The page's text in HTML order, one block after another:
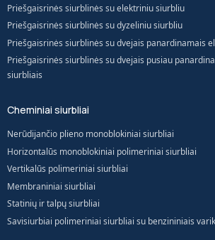
Priešgaisrinės siurblinės su elektriniu siurbliu
Priešgaisrinės siurblinės su dyzeliniu siurbliu
Priešgaisrinės siurblinės su dvejais panardinamais
Priešgaisrinės siurblinės su dvejais pusiau
siurbliais
Cheminiai siurbliai
Nerūdijančio plieno monoblokiniai siurbliai
Horizontalūs monoblokiniai polimeriniai siurbliai
Vertikalūs polimeriniai siurbliai
Membraniniai siurbliai
Statinių ir talpų siurbliai
Savisiurbiai polimeriniai siurbliai su benzininiais